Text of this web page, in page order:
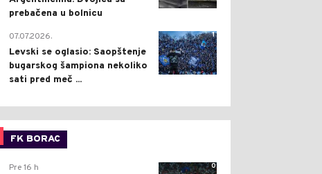
prebačena u bolnicu
1
07.07.2026.
Levski se oglasio: Saopštenje
bugarskog šampiona nekoliko
sati pred meč ...
FK BORAC
0
Pre 16 h